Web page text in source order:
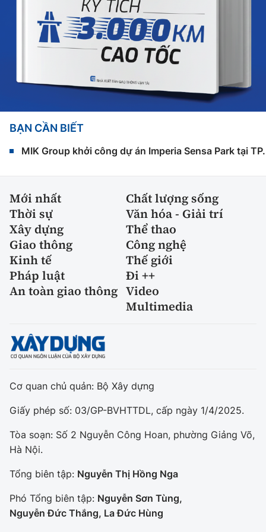
BẠN CẦN BIẾT
MIK Group khởi công dự án Imperia Sensa Park tại
Mới nhất
Chất lượng sống
Thời sự
Văn hóa - Giải trí
Xây dựng
Thể thao
Giao thông
Công nghệ
Kinh tế
Thế giới
Pháp luật
Đi ++
An toàn giao thông Video
Multimedia
Cơ quan chủ quản: Bộ Xây dựng
Giấy phép số: 03/GP-BVHTTDL, cấp ngày 1/4/2025.
Tòa soạn: Số 2 Nguyễn Công Hoan, phường Giảng Võ,
Hà Nội.
Tổng biên tập: Nguyễn Thị Hồng Nga
Phó Tổng biên tập: Nguyễn Sơn Tùng,
Nguyễn Đức Thắng, La Đức Hùng